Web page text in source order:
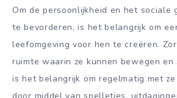
Om de persoonlijkheid en het sociale
te bevorderen, is het belangrijk om
leefomgeving voor hen te creëren.
ruimte waarin ze kunnen bewegen
is het belangrijk om regelmatig met